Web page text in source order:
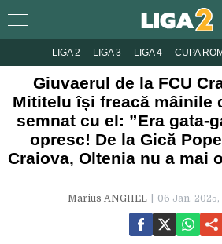
LIGA 2 LIGA 3 LIGA 4 CUPA
Giuvaerul de la FCU
Mititelu își freacă mâinile
semnat cu el: ”Era gata-
opresc! De la Gică
Craiova, Oltenia nu a mai
Marius ANGHEL 06 Jan. 2025,